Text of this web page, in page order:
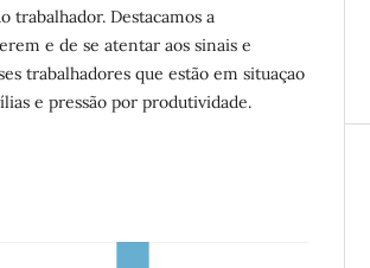
trabalhador. Destacamos a
e de se atentar aos sinais e
trabalhadores que estão em situaçao
e pressão por produtividade.